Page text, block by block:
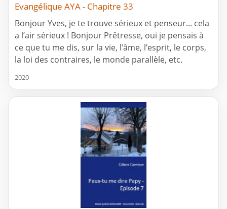
Evangélique AYA - Chapitre 33
Bonjour Yves, je te trouve sérieux et penseur... cela
a l’air sérieux ! Bonjour Prêtresse, oui je pensais à
ce que tu me dis, sur la vie, l’âme, l’esprit, le corps,
la loi des contraires, le monde parallèle, etc.
2020